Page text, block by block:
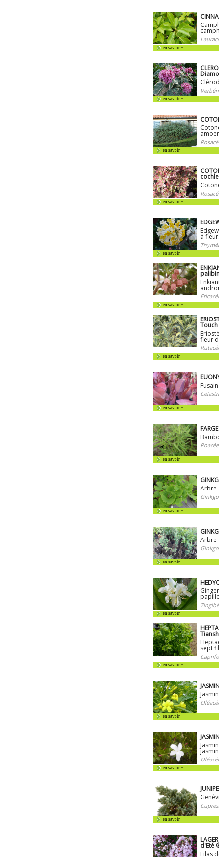
en savoir +
en savoir +
en savoir +
en savoir +
à
en savoir +
en savoir +
fleur
en savoir +
en savoir +
en savoir +
Arbre
en savoir +
Arbre
en savoir +
en savoir +
sept
en savoir +
en savoir +
jasmin
en savoir +
en savoir +
d'Eté
Lilas